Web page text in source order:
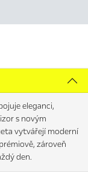
eleganci,
s novým
vytvářejí moderní
zároveň
den.